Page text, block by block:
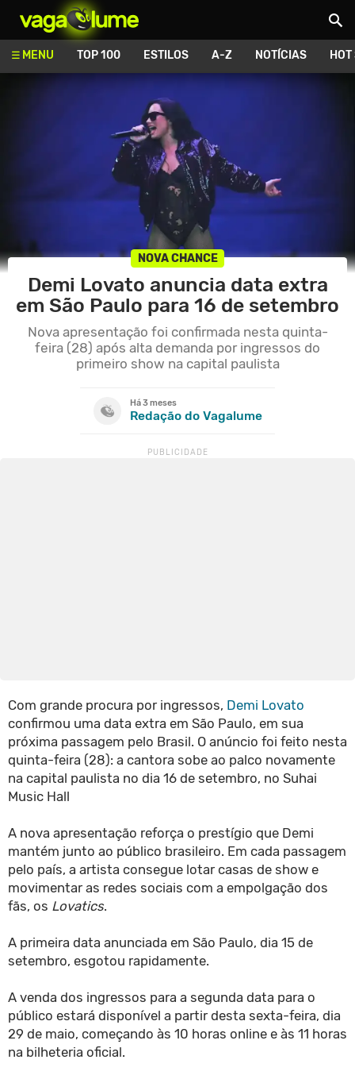
MENU TOP 100 ESTILOS A-Z NOTÍCIAS
NOVA CHANCE
Demi Lovato anuncia data extra
em São Paulo para 16 de setembro
Nova apresentação foi confirmada nesta quinta-
feira (28) após alta demanda por ingressos do
primeiro show na capital paulista
Há 3 meses
Redação do Vagalume
Com grande procura por ingressos, Demi Lovato
confirmou uma data extra em São Paulo, em sua
próxima passagem pelo Brasil. O anúncio foi feito nesta
quinta-feira (28): a cantora sobe ao palco novamente
na capital paulista no dia 16 de setembro, no Suhai
Music Hall
A nova apresentação reforça o prestígio que Demi
mantém junto ao público brasileiro. Em cada passagem
pelo país, a artista consegue lotar casas de show e
movimentar as redes sociais com a empolgação dos
fãs, os Lovatics.
A primeira data anunciada em São Paulo, dia 15 de
setembro, esgotou rapidamente.
A venda dos ingressos para a segunda data para o
público estará disponível a partir desta sexta-feira, dia
29 de maio, começando às 10 horas online e às 11 horas
na bilheteria oficial.